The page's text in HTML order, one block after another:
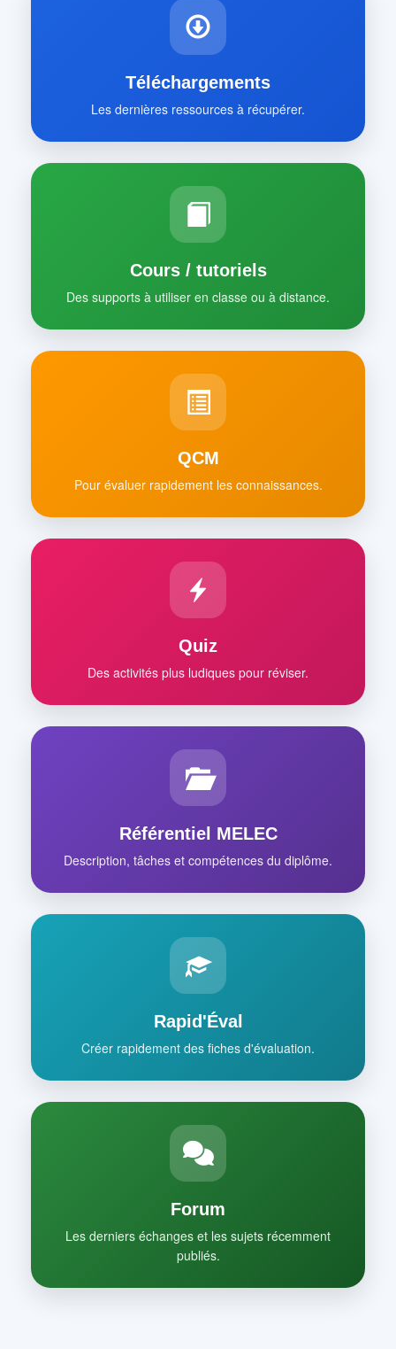
Téléchargements
Les dernières ressources à récupérer.
Cours / tutoriels
Des supports à utiliser en classe ou à distance.
QCM
Pour évaluer rapidement les connaissances.
Quiz
Des activités plus ludiques pour réviser.
Référentiel MELEC
Description, tâches et compétences du diplôme.
Rapid'Éval
Créer rapidement des fiches d'évaluation.
Forum
Les derniers échanges et les sujets récemment
publiés.